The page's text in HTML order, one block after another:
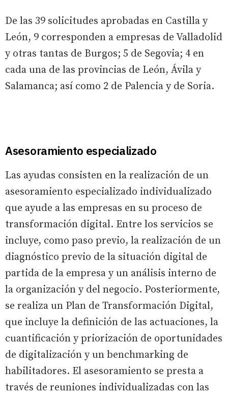
De las 39 solicitudes aprobadas en Castilla y
León, 9 corresponden a empresas de Valladolid
y otras tantas de Burgos; 5 de Segovia; 4 en
cada una de las provincias de León, Ávila y
Salamanca; así como 2 de Palencia y de Soria.
Asesoramiento especializado
Las ayudas consisten en la realización de un
asesoramiento especializado individualizado
que ayude a las empresas en su proceso de
transformación digital. Entre los servicios se
incluye, como paso previo, la realización de un
diagnóstico previo de la situación digital de
partida de la empresa y un análisis interno de
la organización y del negocio. Posteriormente,
se realiza un Plan de Transformación Digital,
que incluye la definición de las actuaciones, la
cuantificación y priorización de oportunidades
de digitalización y un benchmarking de
habilitadores. El asesoramiento se presta a
través de reuniones individualizadas con las